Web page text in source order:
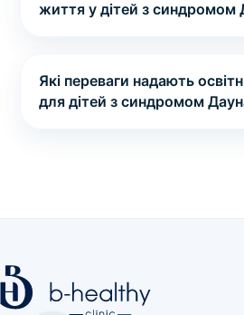
життя у дітей з синдромом
Які переваги надають
для дітей з синдромом